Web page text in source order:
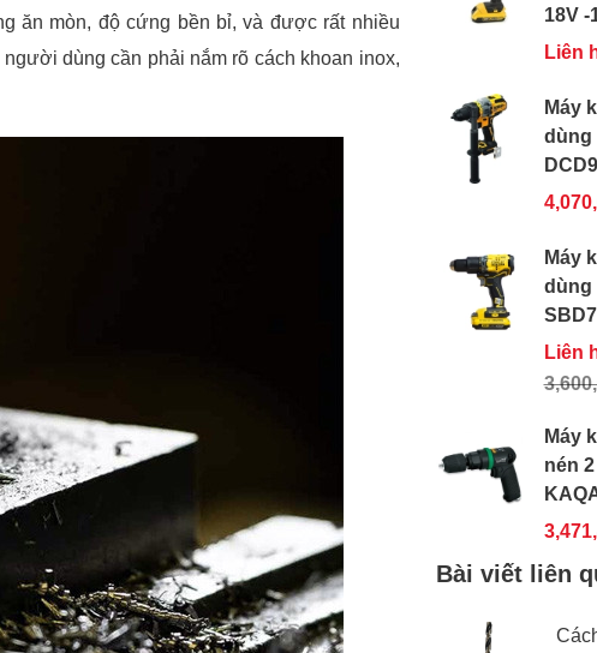
ăn mòn, độ cứng bền bỉ, và được rất nhiều
dùng cần phải nắm rõ cách khoan inox,
18V -
Liên
Máy
dùng
Máy
dùng
Liên
Máy
nén
Bài viết liên